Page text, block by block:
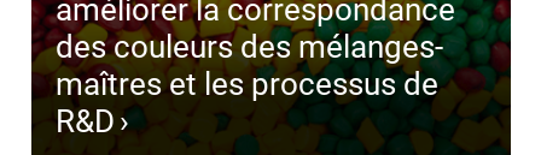
améliorer la correspondance
des couleurs des mélanges-
maîtres et les processus de
R&D